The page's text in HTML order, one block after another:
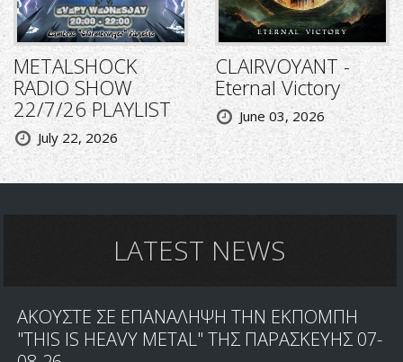
METALSHOCK
RADIO SHOW
22/7/26 PLAYLIST
July 22, 2026
CLAIRVOYANT -
Eternal Victory
June 03, 2026
LATEST NEWS
ΑΚΟΥΣΤΕ ΣΕ ΕΠΑΝΑΛΗΨΗ ΤΗΝ ΕΚΠΟΜΠΗ
"THIS IS HEAVY METAL" ΤΗΣ ΠΑΡΑΣΚΕΥΗΣ 07-